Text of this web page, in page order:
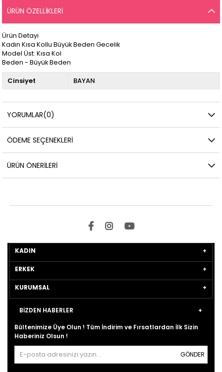
ÜRÜN ÖZELLIKLERI
Ürün Detayı
Kadın Kısa Kollu Büyük Beden Gecelik
Model Üst: Kısa Kol
Beden - Büyük Beden
Cinsiyet BAYAN
YORUMLAR(0)
ÖDEME SEÇENEKLERI
ÜRÜN ÖNERILERI
KADIN
ERKEK
KURUMSAL
BİZDEN HABERLER
Bültenimize Üye Olun ! Tüm İndirim ve Fırsatlardan İlk Sizin
Haberiniz Olsun !
GÖNDER